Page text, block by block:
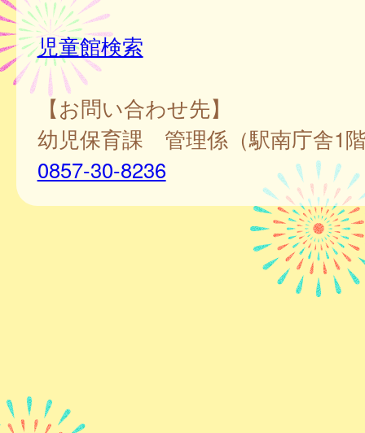
児童館検索
【お問い合わせ先】
幼児保育課 管理係（駅南庁舎1
0857-30-8236